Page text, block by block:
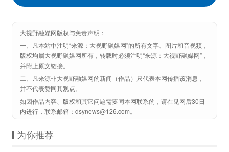
大视野融媒网版权与免责声明：
一、凡本站中注明“来源：大视野融媒网”的所有文字、图片和音视频，
版权均属大视野融媒网所有，转载时必须注明“来源：大视野融媒网”，
并附上原文链接。
二、凡来源非大视野融媒网的新闻（作品）只代表本网传播该消息，
并不代表赞同其观点。
如因作品内容、版权和其它问题需要同本网联系的，请在见网后30日
内进行，联系邮箱：dsynews@126.com。
为你推荐